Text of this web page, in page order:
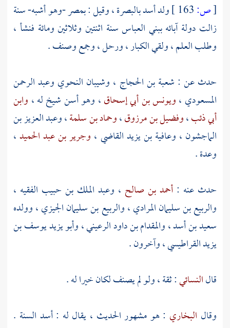
[ص: ولدأسدبالبصرة، وقيل :بمصر-وهو أشبه- سنة
زالت دولة آبائهببني العباسسنة اثنتين وثلاثين ومائة فنشأ ،
وطلب العلم ، ولقي الكبار ، ورحل ، وجمع وصنف .
حدث عن : شعبة بن الحجاج ، وشيبان النحوي وعبد الرحمن
المسعودي ،ويونس بن أبي إسحاق، وهو أسن شيخ له ، وابن
أبي ذئب،وفضيل بن مرزوق،وحماد بن سلمة،وعبد العزيز بن
الماجشون ، وعافية بن يزيد القاضي ، وجرير بن عبد الحميد،
وعدة .
حدث عنه :أحمد بن صالح ، وعبد الملك بن حبيب الفقيه ،
والربيع بن سليمان المرادي،والربيع بن سليمان الجيزي، وولده
سعيد بن أسد،والمقدام بن داود الرعيني،وأبو يزيد يوسف بن
يزيد القراطيسي، وآخرون .
قالالنسائي: ثقة ، ولو لم يصنف لكان خيرا له .
وقال البخاري : هو مشهور الحديث ، يقال له : أسد السنة .